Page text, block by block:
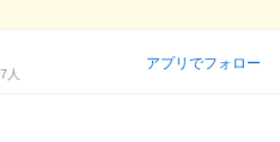
人
アプリでフォロー